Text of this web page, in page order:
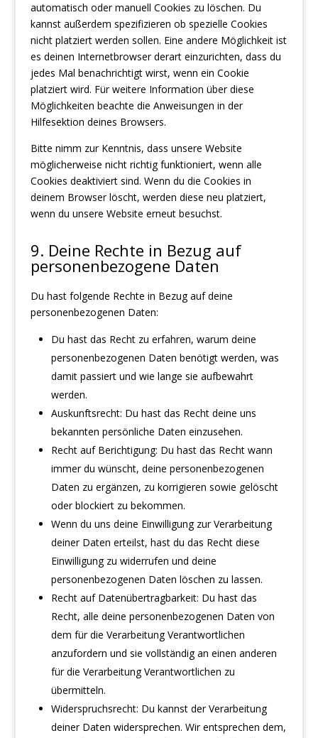
automatisch oder manuell Cookies zu löschen. Du
kannst außerdem spezifizieren ob spezielle Cookies
nicht platziert werden sollen. Eine andere Möglichkeit ist
es deinen Internetbrowser derart einzurichten, dass du
jedes Mal benachrichtigt wirst, wenn ein Cookie
platziert wird. Für weitere Information über diese
Möglichkeiten beachte die Anweisungen in der
Hilfesektion deines Browsers.
Bitte nimm zur Kenntnis, dass unsere Website
möglicherweise nicht richtig funktioniert, wenn alle
Cookies deaktiviert sind. Wenn du die Cookies in
deinem Browser löscht, werden diese neu platziert,
wenn du unsere Website erneut besuchst.
9. Deine Rechte in Bezug auf
personenbezogene Daten
Du hast folgende Rechte in Bezug auf deine
personenbezogenen Daten:
Du hast das Recht zu erfahren, warum deine
personenbezogenen Daten benötigt werden, was
damit passiert und wie lange sie aufbewahrt
werden.
Auskunftsrecht: Du hast das Recht deine uns
bekannten persönliche Daten einzusehen.
Recht auf Berichtigung: Du hast das Recht wann
immer du wünscht, deine personenbezogenen
Daten zu ergänzen, zu korrigieren sowie gelöscht
oder blockiert zu bekommen.
Wenn du uns deine Einwilligung zur Verarbeitung
deiner Daten erteilst, hast du das Recht diese
Einwilligung zu widerrufen und deine
personenbezogenen Daten löschen zu lassen.
Recht auf Datenübertragbarkeit: Du hast das
Recht, alle deine personenbezogenen Daten von
dem für die Verarbeitung Verantwortlichen
anzufordern und sie vollständig an einen anderen
für die Verarbeitung Verantwortlichen zu
übermitteln.
Widerspruchsrecht: Du kannst der Verarbeitung
deiner Daten widersprechen. Wir entsprechen dem,